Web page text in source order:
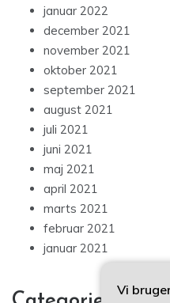
januar 2022
december 2021
november 2021
oktober 2021
september 2021
august 2021
juli 2021
juni 2021
maj 2021
april 2021
marts 2021
februar 2021
januar 2021
Vi